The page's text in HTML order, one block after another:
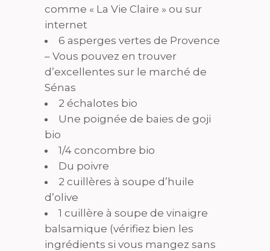
comme « La Vie Claire » ou sur
internet
6 asperges vertes de Provence
– Vous pouvez en trouver
d’excellentes sur le marché de
Sénas
2 échalotes bio
Une poignée de baies de goji
bio
1/4 concombre bio
Du poivre
2 cuillères à soupe d’huile
d’olive
1 cuillère à soupe de vinaigre
balsamique (vérifiez bien les
ingrédients si vous mangez sans